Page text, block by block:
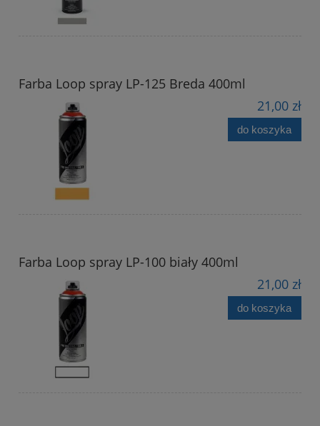
Farba Loop spray LP-125 Breda 400ml
21,00 zł
do koszyka
Farba Loop spray LP-100 biały 400ml
21,00 zł
do koszyka